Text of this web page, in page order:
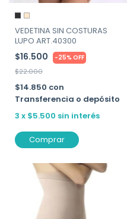
VEDETINA SIN COSTURAS
LUPO ART.40300
$16.500 -25% OFF
$22.000
$14.850 con
Transferencia o depósito
3 x $5.500 sin interés
Comprar